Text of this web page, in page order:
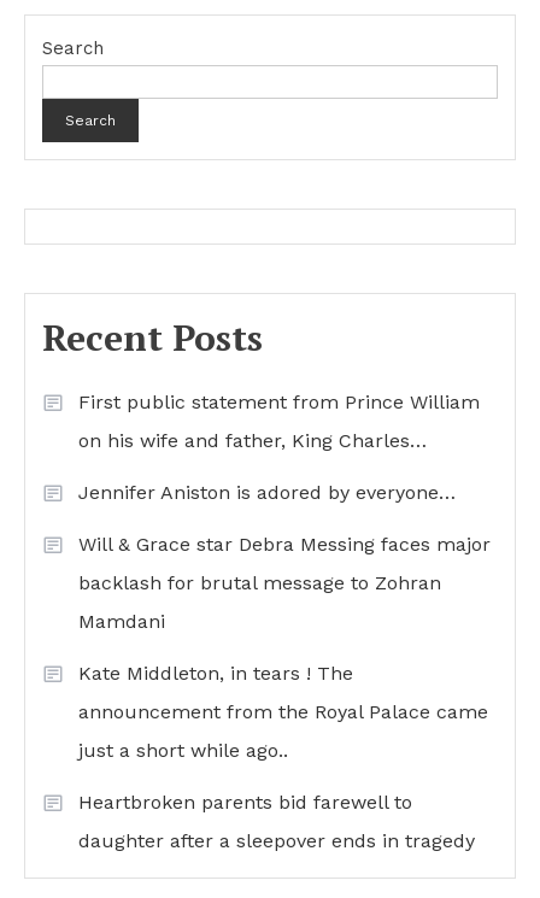
Search
Search
Recent Posts
First public statement from Prince William
on his wife and father, King Charles…
Jennifer Aniston is adored by everyone…
Will & Grace star Debra Messing faces major
backlash for brutal message to Zohran
Mamdani
Kate Middleton, in tears ! The
announcement from the Royal Palace came
just a short while ago..
Heartbroken parents bid farewell to
daughter after a sleepover ends in tragedy